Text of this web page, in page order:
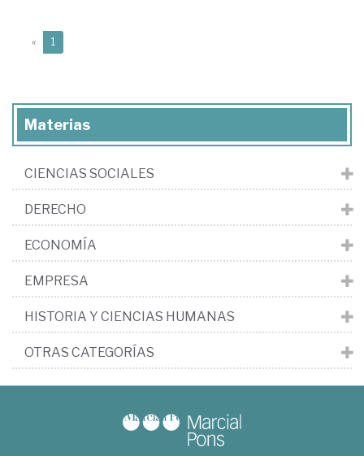
« 1
Materias
CIENCIAS SOCIALES
DERECHO
ECONOMÍA
EMPRESA
HISTORIA Y CIENCIAS HUMANAS
OTRAS CATEGORÍAS